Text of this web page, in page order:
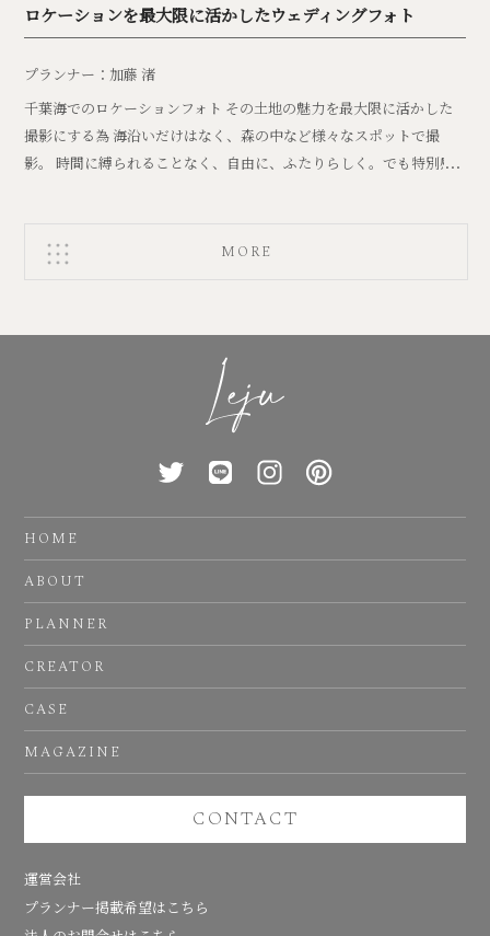
ロケーションを最大限に活かしたウェディングフォト
プランナー：加藤 渚
千葉海でのロケーションフォト その土地の魅力を最大限に活かした
撮影にする為 海沿いだけはなく、森の中など様々なスポットで撮
影。 時間に縛られることなく、自由に、ふたりらしく。でも特別感
MORE
HOME
ABOUT
PLANNER
CREATOR
CASE
MAGAZINE
CONTACT
運営会社
プランナー掲載希望はこちら